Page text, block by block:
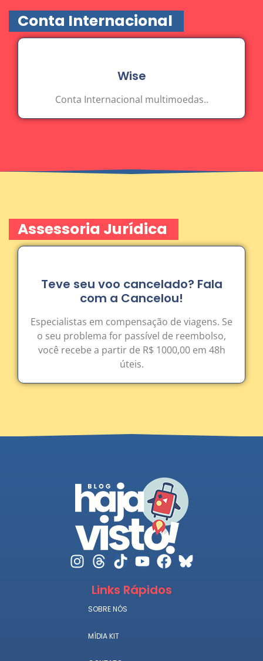
Conta Internacional
Wise
Conta Internacional multimoedas..
Assessoria Jurídica
Teve seu voo cancelado? Fala
com a Cancelou!
Especialistas em compensação de viagens. Se
o seu problema for passível de reembolso,
você recebe a partir de R$ 1000,00 em 48h
úteis.
Links Rápidos
SOBRE NÓS
MÍDIA KIT